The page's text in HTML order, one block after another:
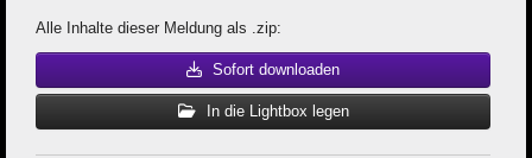
Alle Inhalte dieser Meldung als .zip:
Sofort downloaden
In die Lightbox legen